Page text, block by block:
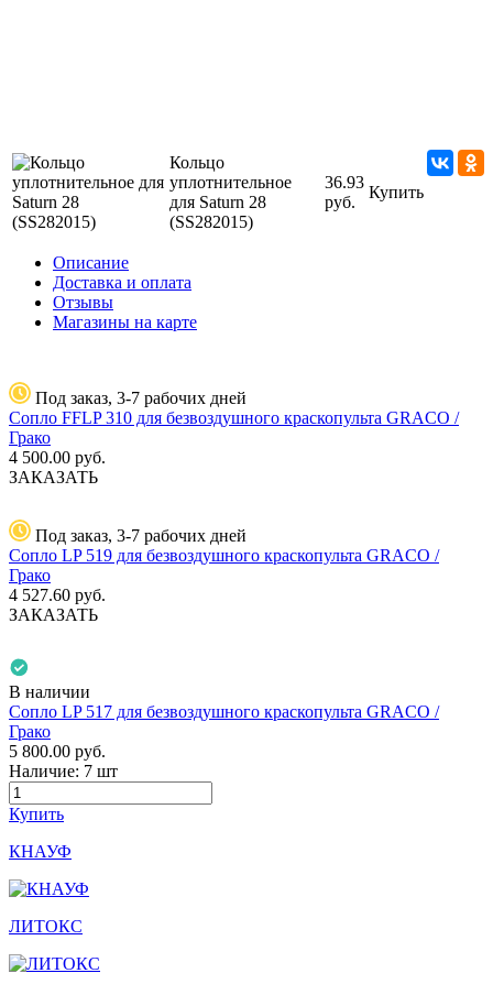
Кольцо
уплотнительное
для Saturn 28
(SS282015)
36.93
руб.
Купить
Описание
Доставка и оплата
Отзывы
Магазины на карте
Под заказ, 3-7 рабочих дней
Сопло FFLP 310 для безвоздушного краскопульта GRACO /
Грако
4 500.00 руб.
ЗАКАЗАТЬ
Под заказ, 3-7 рабочих дней
Сопло LP 519 для безвоздушного краскопульта GRACO /
Грако
4 527.60 руб.
ЗАКАЗАТЬ
В наличии
Сопло LP 517 для безвоздушного краскопульта GRACO /
Грако
5 800.00 руб.
Наличие: 7 шт
Купить
КНАУФ
ЛИТОКС